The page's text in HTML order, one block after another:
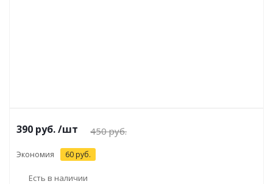
390 руб./шт 450руб.
Экономия 60 руб.
Есть в наличии